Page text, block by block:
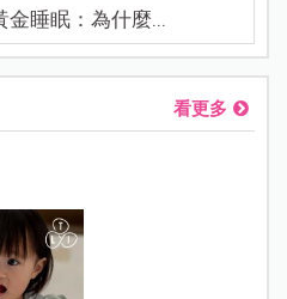
金睡眠：為什麼...
看更多